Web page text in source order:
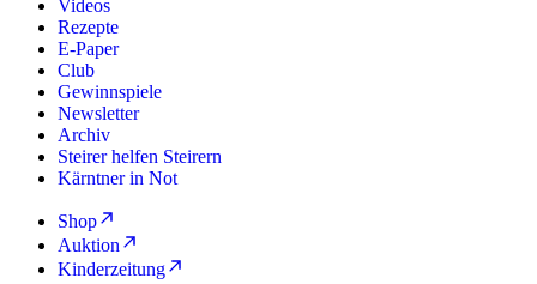
Videos
Rezepte
E-Paper
Club
Gewinnspiele
Newsletter
Archiv
Steirer helfen Steirern
Kärntner in Not
Shop
Auktion
Kinderzeitung